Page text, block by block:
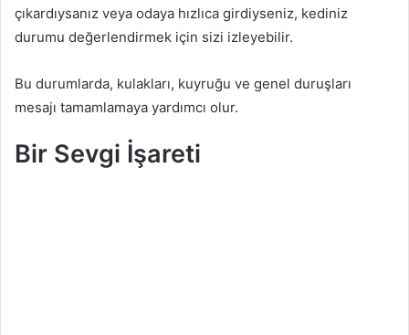
çıkardıysanız veya odaya hızlıca girdiyseniz, kediniz
durumu değerlendirmek için sizi izleyebilir.
Bu durumlarda, kulakları, kuyruğu ve genel duruşları
mesajı tamamlamaya yardımcı olur.
Bir Sevgi İşareti